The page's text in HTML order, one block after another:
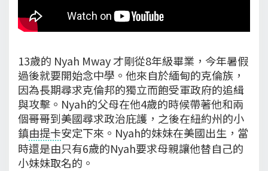
13歲的 Nyah Mway 才剛從8年級畢業，今年暑假
過後就要開始念中學。他來自於緬甸的克倫族，
因為長期尋求克倫邦的獨立而飽受軍政府的追緝
與攻擊。Nyah的父母在他4歲的時候帶著他和兩
個哥哥到美國尋求政治庇護，之後在紐約州的小
鎮由提卡安定下來。Nyah的妹妹在美國出生，當
時還是由只有6歲的Nyah要求母親讓他替自己的
小妹妹取名的。